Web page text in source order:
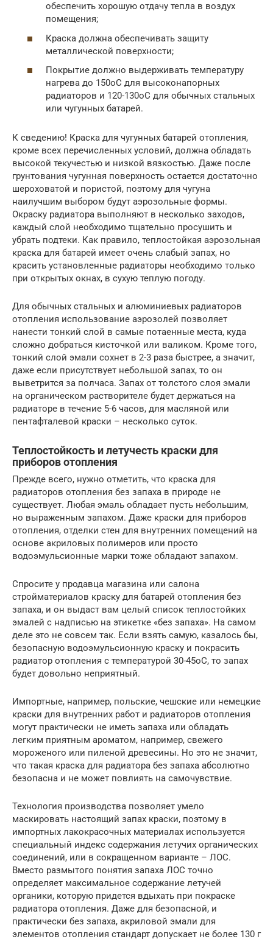
обеспечить хорошую отдачу тепла в воздух
помещения;
Краска должна обеспечивать защиту
металлической поверхности;
Покрытие должно выдерживать температуру
нагрева до 150оС для высоконапорных
радиаторов и 120-130оС для обычных стальных
или чугунных батарей.
К сведению! Краска для чугунных батарей отопления,
кроме всех перечисленных условий, должна обладать
высокой текучестью и низкой вязкостью. Даже после
грунтования чугунная поверхность остается достаточно
шероховатой и пористой, поэтому для чугуна
наилучшим выбором будут аэрозольные формы.
Окраску радиатора выполняют в несколько заходов,
каждый слой необходимо тщательно просушить и
убрать подтеки. Как правило, теплостойкая аэрозольная
краска для батарей имеет очень слабый запах, но
красить установленные радиаторы необходимо только
при открытых окнах, в сухую теплую погоду.
Для обычных стальных и алюминиевых радиаторов
отопления использование аэрозолей позволяет
нанести тонкий слой в самые потаенные места, куда
сложно добраться кисточкой или валиком. Кроме того,
тонкий слой эмали сохнет в 2-3 раза быстрее, а значит,
даже если присутствует небольшой запах, то он
выветрится за полчаса. Запах от толстого слоя эмали
на органическом растворителе будет держаться на
радиаторе в течение 5-6 часов, для масляной или
пентафталевой краски – несколько суток.
Теплостойкость и летучесть краски для
приборов отопления
Прежде всего, нужно отметить, что краска для
радиаторов отопления без запаха в природе не
существует. Любая эмаль обладает пусть небольшим,
но выраженным запахом. Даже краски для приборов
отопления, отделки стен для внутренних помещений на
основе акриловых полимеров или просто
водоэмульсионные марки тоже обладают запахом.
Спросите у продавца магазина или салона
стройматериалов краску для батарей отопления без
запаха, и он выдаст вам целый список теплостойких
эмалей с надписью на этикетке «без запаха». На самом
деле это не совсем так. Если взять самую, казалось бы,
безопасную водоэмульсионную краску и покрасить
радиатор отопления с температурой 30-45оС, то запах
будет довольно неприятный.
Импортные, например, польские, чешские или немецкие
краски для внутренних работ и радиаторов отопления
могут практически не иметь запаха или обладать
легким приятным ароматом, например, свежего
мороженого или пиленой древесины. Но это не значит,
что такая краска для радиатора без запаха абсолютно
безопасна и не может повлиять на самочувствие.
Технология производства позволяет умело
маскировать настоящий запах краски, поэтому в
импортных лакокрасочных материалах используется
специальный индекс содержания летучих органических
соединений, или в сокращенном варианте – ЛОС.
Вместо размытого понятия запаха ЛОС точно
определяет максимальное содержание летучей
органики, которую придется вдыхать при покраске
радиатора отопления. Даже для безопасной, и
практически без запаха, акриловой эмали для
элементов отопления стандарт допускает не более 130 г